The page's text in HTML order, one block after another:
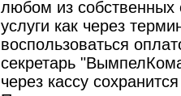
любом из собственных
услуги как через
воспользоваться
секретарь
через кассу